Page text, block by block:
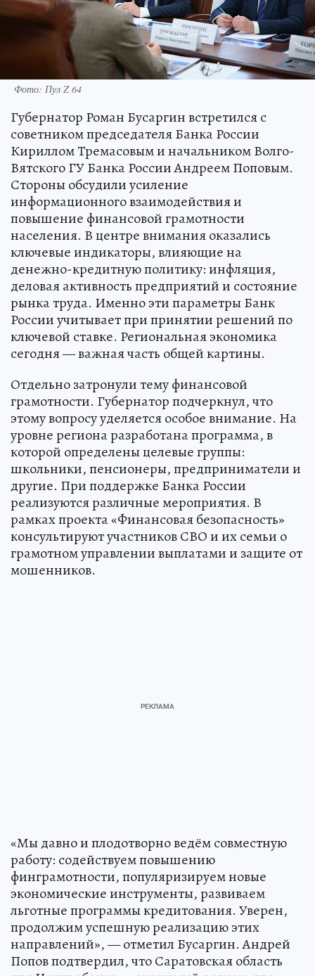
Фото: Пул Z 64
Губернатор Роман Бусаргин встретился с
советником председателя Банка России
Кириллом Тремасовым и начальником Волго-
Вятского ГУ Банка России Андреем Поповым.
Стороны обсудили усиление
информационного взаимодействия и
повышение финансовой грамотности
населения. В центре внимания оказались
ключевые индикаторы, влияющие на
денежно-кредитную политику: инфляция,
деловая активность предприятий и состояние
рынка труда. Именно эти параметры Банк
России учитывает при принятии решений по
ключевой ставке. Региональная экономика
сегодня — важная часть общей картины.
Отдельно затронули тему финансовой
грамотности. Губернатор подчеркнул, что
этому вопросу уделяется особое внимание. На
уровне региона разработана программа, в
которой определены целевые группы:
школьники, пенсионеры, предприниматели и
другие. При поддержке Банка России
реализуются различные мероприятия. В
рамках проекта «Финансовая безопасность»
консультируют участников СВО и их семьи о
грамотном управлении выплатами и защите от
мошенников.
«Мы давно и плодотворно ведём совместную
работу: содействуем повышению
финграмотности, популяризируем новые
экономические инструменты, развиваем
льготные программы кредитования. Уверен,
продолжим успешную реализацию этих
направлений», — отметил Бусаргин. Андрей
Попов подтвердил, что Саратовская область